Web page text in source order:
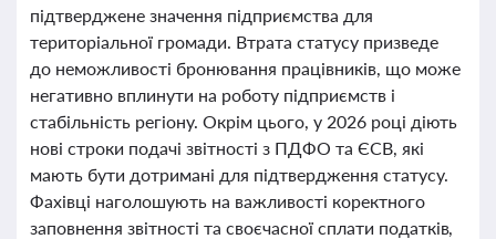
підтверджене значення підприємства для
територіальної громади. Втрата статусу призведе
до неможливості бронювання працівників, що може
негативно вплинути на роботу підприємств і
стабільність регіону. Окрім цього, у 2026 році діють
нові строки подачі звітності з ПДФО та ЄСВ, які
мають бути дотримані для підтвердження статусу.
Фахівці наголошують на важливості коректного
заповнення звітності та своєчасної сплати податків,